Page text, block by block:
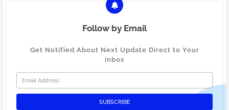
Follow by Email
Get Notified About Next Update Direct to Your
inbox